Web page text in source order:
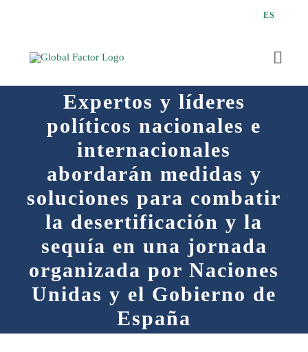
ES
Expertos y líderes
políticos nacionales e
internacionales
abordarán medidas y
soluciones para combatir
la desertificación y la
sequía en una jornada
organizada por Naciones
Unidas y el Gobierno de
España